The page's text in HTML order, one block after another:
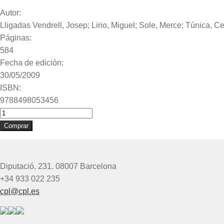
Autor:
Lligadas Vendrell, Josep; Lirio, Miguel; Sole, Merce; Túnica,
Páginas:
584
Fecha de edición:
30/05/2009
ISBN:
9788498053456
Laudes
de
durant
l'any
cantidad
Comprar
Diputació, 231. 08007 Barcelona
+34 933 022 235
cpl@cpl.es